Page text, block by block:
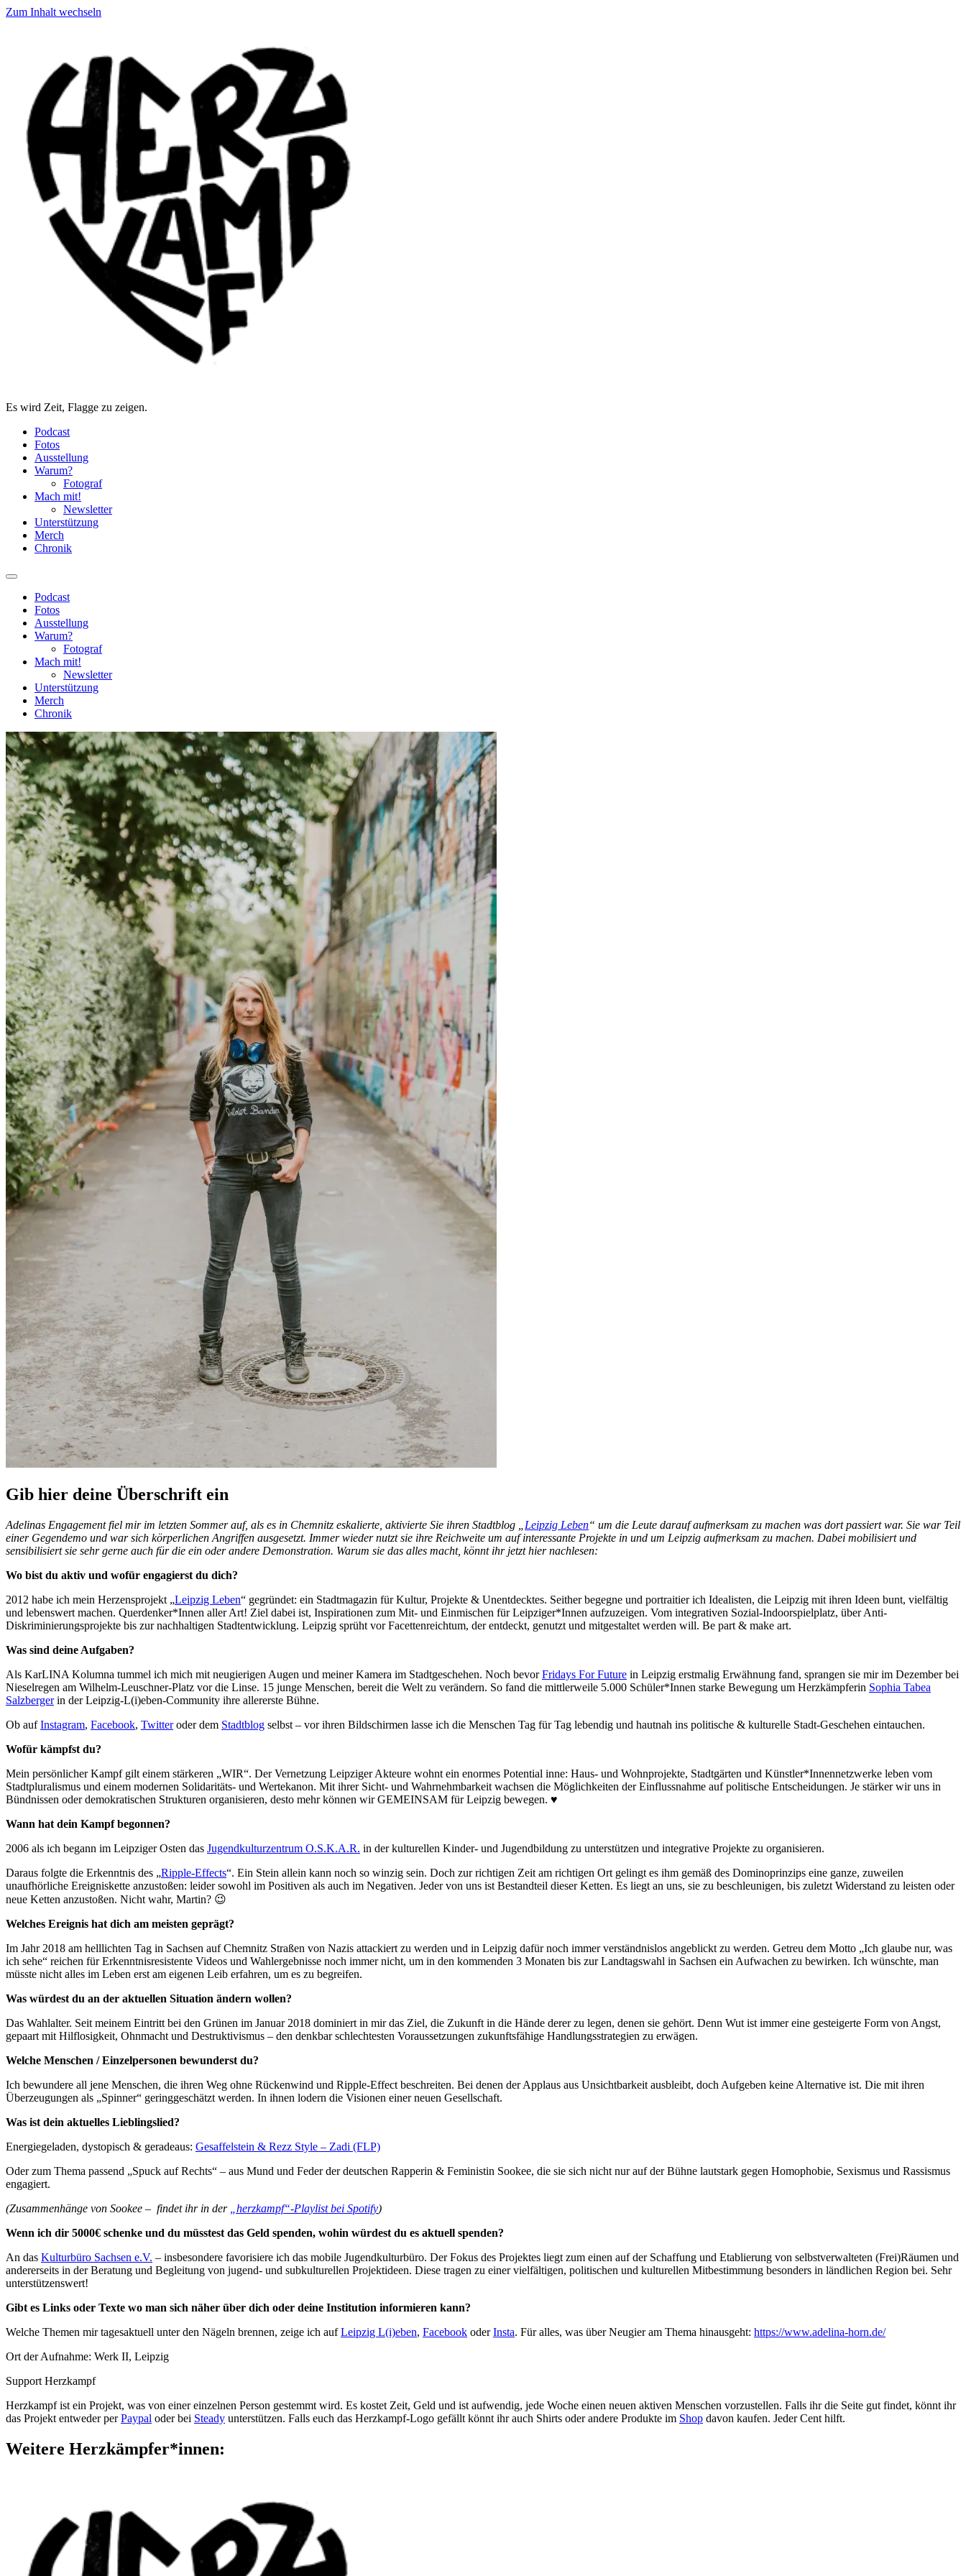
Zum Inhalt wechseln
Es wird Zeit, Flagge zu zeigen.
Podcast
Fotos
Ausstellung
Warum?
Fotograf
Mach mit!
Newsletter
Unterstützung
Merch
Chronik
Podcast
Fotos
Ausstellung
Warum?
Fotograf
Mach mit!
Newsletter
Unterstützung
Merch
Chronik
Gib hier deine Überschrift ein
Adelinas Engagement fiel mir im letzten Sommer auf, als es in Chemnitz eskalierte, aktivierte Sie ihren Stadtblog „ Leipzig Leben“ um die Leute darauf aufmerksam zu machen was dort passiert war. Sie war Teil
einer Gegendemo und war sich körperlichen Angriffen ausgesetzt. Immer wieder nutzt sie ihre Reichweite um auf interessante Projekte in und um Leipzig aufmerksam zu machen. Dabei mobilisiert und
sensibilisiert sie sehr gerne auch für die ein oder andere Demonstration. Warum sie das alles macht, könnt ihr jetzt hier nachlesen:
Wo bist du aktiv und wofür engagierst du dich?
2012 habe ich mein Herzensprojekt „Leipzig Leben“ gegründet: ein Stadtmagazin für Kultur, Projekte & Unentdecktes. Seither begegne und portraitier ich Idealisten, die Leipzig mit ihren Ideen bunt, vielfältig
und lebenswert machen. Querdenker*Innen aller Art! Ziel dabei ist, Inspirationen zum Mit- und Einmischen für Leipziger*Innen aufzuzeigen. Vom integrativen Sozial-Indoorspielplatz, über Anti-
Diskriminierungsprojekte bis zur nachhaltigen Stadtentwicklung. Leipzig sprüht vor Facettenreichtum, der entdeckt, genutzt und mitgestaltet werden will. Be part & make art.
Was sind deine Aufgaben?
Als KarLINA Kolumna tummel ich mich mit neugierigen Augen und meiner Kamera im Stadtgeschehen. Noch bevorFridays For Future in Leipzig erstmalig Erwähnung fand, sprangen sie mir im Dezember bei
Nieselregen am Wilhelm-Leuschner-Platz vor die Linse. 15 junge Menschen, bereit die Welt zu verändern. So fand die mittlerweile 5.000 Schüler*Innen starke Bewegung um Herzkämpferin Sophia Tabea
Salzbergerin der Leipzig-L(i)eben-Community ihre allererste Bühne.
Ob aufInstagram, Facebook, Twitteroder dem Stadtblog selbst – vor ihren Bildschirmen lasse ich die Menschen Tag für Tag lebendig und hautnah ins politische & kulturelle Stadt-Geschehen eintauchen.
Wofür kämpfst du?
Mein persönlicher Kampf gilt einem stärkeren „WIR“. Der Vernetzung Leipziger Akteure wohnt ein enormes Potential inne: Haus- und Wohnprojekte, Stadtgärten und Künstler*Innennetzwerke leben vom
Stadtpluralismus und einem modernen Solidaritäts- und Wertekanon. Mit ihrer Sicht- und Wahrnehmbarkeit wachsen die Möglichkeiten der Einflussnahme auf politische Entscheidungen. Je stärker wir uns in
Bündnissen oder demokratischen Strukturen organisieren, desto mehr können wir GEMEINSAM für Leipzig bewegen. ♥
Wann hat dein Kampf begonnen?
2006 als ich begann im Leipziger Osten das Jugendkulturzentrum O.S.K.A.R. in der kulturellen Kinder- und Jugendbildung zu unterstützen und integrative Projekte zu organisieren.
Daraus folgte die Erkenntnis des „Ripple-Effects“. Ein Stein allein kann noch so winzig sein. Doch zur richtigen Zeit am richtigen Ort gelingt es ihm gemäß des Dominoprinzips eine ganze, zuweilen
unaufhörliche Ereigniskette anzustoßen: leider sowohl im Positiven als auch im Negativen. Jeder von uns ist Bestandteil dieser Ketten. Es liegt an uns, sie zu beschleunigen, bis zuletzt Widerstand zu leisten oder
neue Ketten anzustoßen. Nicht wahr, Martin? 😉
Welches Ereignis hat dich am meisten geprägt?
Im Jahr 2018 am helllichten Tag in Sachsen auf Chemnitz Straßen von Nazis attackiert zu werden und in Leipzig dafür noch immer verständnislos angeblickt zu werden. Getreu dem Motto „Ich glaube nur, was
ich sehe“ reichen für Erkenntnisresistente Videos und Wahlergebnisse noch immer nicht, um in den kommenden 3 Monaten bis zur Landtagswahl in Sachsen ein Aufwachen zu bewirken. Ich wünschte, man
müsste nicht alles im Leben erst am eigenen Leib erfahren, um es zu begreifen.
Was würdest du an der aktuellen Situation ändern wollen?
Das Wahlalter. Seit meinem Eintritt bei den Grünen im Januar 2018 dominiert in mir das Ziel, die Zukunft in die Hände derer zu legen, denen sie gehört. Denn Wut ist immer eine gesteigerte Form von Angst,
gepaart mit Hilflosigkeit, Ohnmacht und Destruktivismus – den denkbar schlechtesten Voraussetzungen zukunftsfähige Handlungsstrategien zu erwägen.
Welche Menschen / Einzelpersonen bewunderst du?
Ich bewundere all jene Menschen, die ihren Weg ohne Rückenwind und Ripple-Effect beschreiten. Bei denen der Applaus aus Unsichtbarkeit ausbleibt, doch Aufgeben keine Alternative ist. Die mit ihren
Überzeugungen als „Spinner“ geringgeschätzt werden. In ihnen lodern die Visionen einer neuen Gesellschaft.
Was ist dein aktuelles Lieblingslied?
Energiegeladen, dystopisch & geradeaus: Gesaffelstein & Rezz Style – Zadi (FLP)
Oder zum Thema passend „Spuck auf Rechts“ – aus Mund und Feder der deutschen Rapperin & Feministin Sookee, die sie sich nicht nur auf der Bühne lautstark gegen Homophobie, Sexismus und Rassismus
engagiert.
(Zusammenhänge von Sookee – findet ihr in der
„herzkampf“-Playlist bei Spotify)
Wenn ich dir 5000€ schenke und du müsstest das Geld spenden, wohin würdest du es aktuell spenden?
An das Kulturbüro Sachsen e.V. – insbesondere favorisiere ich das mobile Jugendkulturbüro. Der Fokus des Projektes liegt zum einen auf der Schaffung und Etablierung von selbstverwalteten (Frei)Räumen und
andererseits in der Beratung und Begleitung von jugend- und subkulturellen Projektideen. Diese tragen zu einer vielfältigen, politischen und kulturellen Mitbestimmung besonders in ländlichen Region bei. Sehr
unterstützenswert!
Gibt es Links oder Texte wo man sich näher über dich oder deine Institution informieren kann?
Welche Themen mir tagesaktuell unter den Nägeln brennen, zeige ich aufLeipzig L(i)eben, Facebook oderInsta. Für alles, was über Neugier am Thema hinausgeht: https://www.adelina-horn.de/
Ort der Aufnahme: Werk II, Leipzig
Support Herzkampf
Herzkampf ist ein Projekt, was von einer einzelnen Person gestemmt wird. Es kostet Zeit, Geld und ist aufwendig, jede Woche einen neuen aktiven Menschen vorzustellen. Falls ihr die Seite gut findet, könnt ihr
das Projekt entweder perPaypal oder bei Steady unterstützen. Falls euch das Herzkampf-Logo gefällt könnt ihr auch Shirts oder andere Produkte im Shop davon kaufen. Jeder Cent hilft.
Weitere Herzkämpfer*innen: